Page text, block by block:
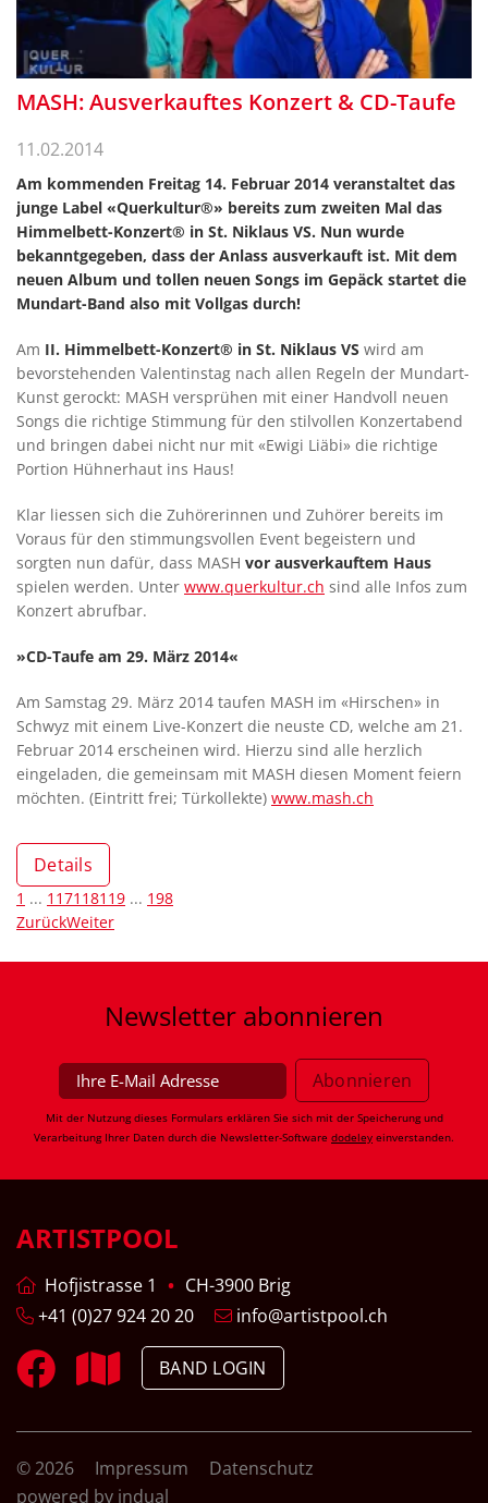
MASH: Ausverkauftes Konzert & CD-Taufe
11.02.2014
Am kommenden Freitag 14. Februar 2014 veranstaltet das
junge Label «Querkultur®» bereits zum zweiten Mal das
Himmelbett-Konzert® in St. Niklaus VS. Nun wurde
bekanntgegeben, dass der Anlass ausverkauft ist. Mit dem
neuen Album und tollen neuen Songs im Gepäck startet die
Mundart-Band also mit Vollgas durch!
Am II. Himmelbett-Konzert® in St. Niklaus VS wird am
bevorstehenden Valentinstag nach allen Regeln der Mundart-
Kunst gerockt: MASH versprühen mit einer Handvoll neuen
Songs die richtige Stimmung für den stilvollen Konzertabend
und bringen dabei nicht nur mit «Ewigi Liäbi» die richtige
Portion Hühnerhaut ins Haus!
Klar liessen sich die Zuhörerinnen und Zuhörer bereits im
Voraus für den stimmungsvollen Event begeistern und
sorgten nun dafür, dass MASH vor ausverkauftem Haus
spielen werden. Unter www.querkultur.ch sind alle Infos zum
Konzert abrufbar.
»CD-Taufe am 29. März 2014«
Am Samstag 29. März 2014 taufen MASH im «Hirschen» in
Schwyz mit einem Live-Konzert die neuste CD, welche am 21.
Februar 2014 erscheinen wird. Hierzu sind alle herzlich
eingeladen, die gemeinsam mit MASH diesen Moment feiern
möchten. (Eintritt frei; Türkollekte) www.mash.ch
Details
1 ... 117118119 ... 198
ZurückWeiter
Newsletter abonnieren
Mit der Nutzung dieses Formulars erklären Sie sich mit der Speicherung und
Verarbeitung Ihrer Daten durch die Newsletter-Software dodeley einverstanden.
ARTISTPOOL
Hofjistrasse 1
CH-3900 Brig
+41 (0)27 924 20 20
info@artistpool.ch
BAND LOGIN
© 2026 Impressum
Datenschutz
powered by indual